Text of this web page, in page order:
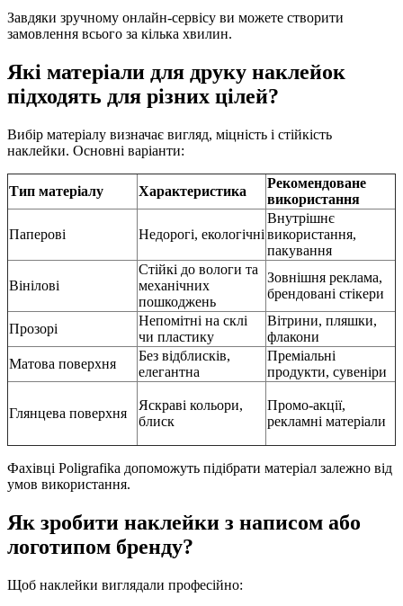
Завдяки зручному онлайн-сервісу ви можете створити
замовлення всього за кілька хвилин.
Які матеріали для друку наклейок
підходять для різних цілей?
Вибір матеріалу визначає вигляд, міцність і стійкість
наклейки. Основні варіанти:
Тип матеріалу Характеристика
Рекомендоване
використання
Паперові Недорогі, екологічні
Внутрішнє
використання,
пакування
Вінілові
Стійкі до вологи та
механічних
пошкоджень
Зовнішня реклама,
брендовані стікери
Прозорі
Непомітні на склі
чи пластику
Вітрини, пляшки,
флакони
Матова поверхня
Без відблисків,
елегантна
Преміальні
продукти, сувеніри
Глянцева поверхня
Яскраві кольори,
блиск
Промо-акції,
рекламні матеріали
Фахівці Poligrafika допоможуть підібрати матеріал залежно від
умов використання.
Як зробити наклейки з написом або
логотипом бренду?
Щоб наклейки виглядали професійно: